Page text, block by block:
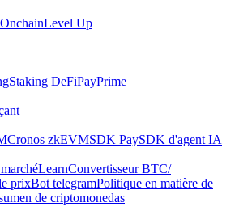
OnchainLevel Up
Staking DeFiPayPrime
Cronos zkEVMSDK PaySDK d'agent IA
LearnConvertisseur BTC/
prixBot telegramPolitique en matière de
de criptomonedas